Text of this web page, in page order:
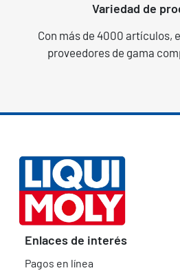
Variedad de
Con más de 4000 artículos,
proveedores de gama
Enlaces de interés
Pagos en línea